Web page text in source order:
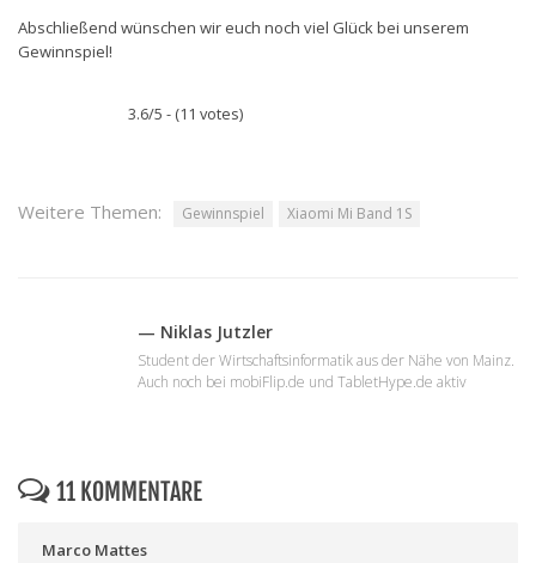
Abschließend wünschen wir euch noch viel Glück bei unserem
Gewinnspiel!
3.6/5 - (11 votes)
Weitere Themen: Gewinnspiel Xiaomi Mi Band 1S
— Niklas Jutzler
Student der Wirtschaftsinformatik aus der Nähe von Mainz.
Auch noch bei mobiFlip.de und TabletHype.de aktiv
11 KOMMENTARE
Marco Mattes